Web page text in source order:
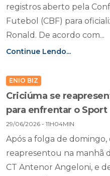
registros aberto pela
Futebol (CBF) para
Ronald. De acordo com...
Continue Lendo...
ENIO BIZ
Criciúma se
para enfrentar o Sport
29/06/2026 - 11H04MIN
Após a folga de
reapresentou na manhã
CT Antenor Angeloni, e